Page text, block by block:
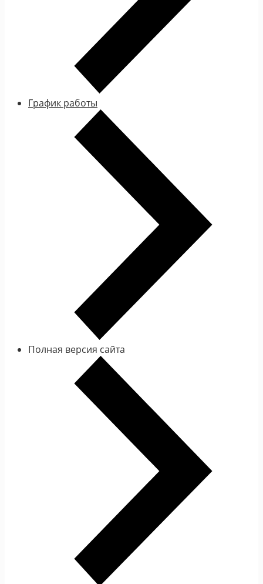
График работы
Полная версия сайта